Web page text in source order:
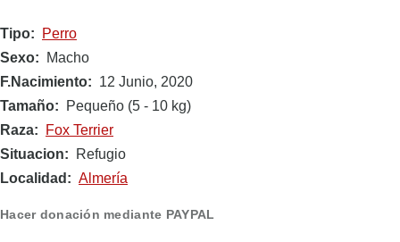
Tipo
Perro
Sexo
Macho
F.Nacimiento
12 Junio, 2020
Tamaño
Pequeño (5 - 10 kg)
Raza
Fox Terrier
Situacion
Refugio
Localidad
Almería
Hacer donación mediante PAYPAL